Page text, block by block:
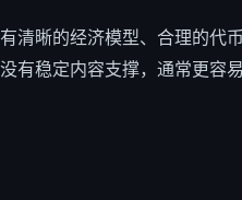
清晰的经济模型、合理的代
有稳定内容支撑，通常更容